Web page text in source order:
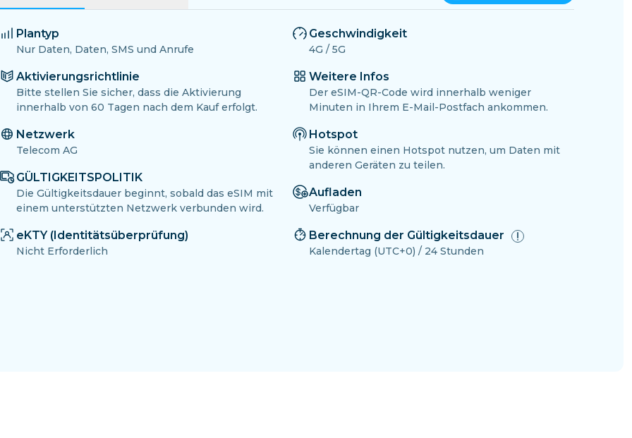
Plantyp
Nur Daten, Daten, SMS und Anrufe
Aktivierungsrichtlinie
Bitte stellen Sie sicher, dass die Aktivierung
innerhalb von 60 Tagen nach dem Kauf erfolgt.
Netzwerk
Telecom AG
GÜLTIGKEITSPOLITIK
Die Gültigkeitsdauer beginnt, sobald das eSIM mit
einem unterstützten Netzwerk verbunden wird.
eKTY (Identitätsüberprüfung)
Nicht Erforderlich
Geschwindigkeit
4G / 5G
Weitere Infos
Der eSIM-QR-Code wird innerhalb weniger
Minuten in Ihrem E-Mail-Postfach ankommen.
Hotspot
Sie können einen Hotspot nutzen, um Daten mit
anderen Geräten zu teilen.
Aufladen
Verfügbar
Berechnung der Gültigkeitsdauer
Kalendertag (UTC+0) / 24 Stunden